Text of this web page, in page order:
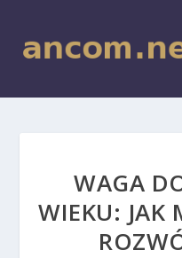
WAGA
WIEKU: JAK